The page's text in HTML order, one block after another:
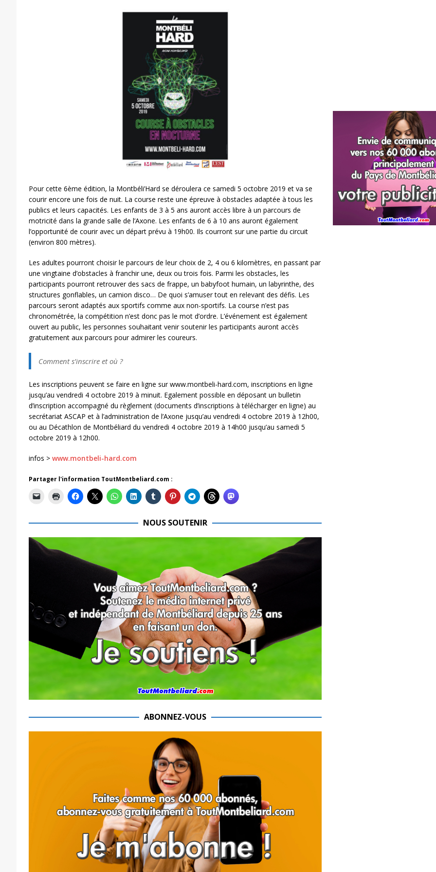
Pour cette 6ème édition, la Montbéli’Hard se déroulera ce samedi 5 octobre 2019 et va se
courir encore une fois de nuit. La course reste une épreuve à obstacles adaptée à tous les
publics et leurs capacités. Les enfants de 3 à 5 ans auront accès libre à un parcours de
motricité dans la grande salle de l’Axone. Les enfants de 6 à 10 ans auront également
l’opportunité de courir avec un départ prévu à 19h00. Ils courront sur une partie du circuit
(environ 800 mètres).
Les adultes pourront choisir le parcours de leur choix de 2, 4 ou 6 kilomètres, en passant par
une vingtaine d’obstacles à franchir une, deux ou trois fois. Parmi les obstacles, les
participants pourront retrouver des sacs de frappe, un babyfoot humain, un labyrinthe, des
structures gonflables, un camion disco… De quoi s’amuser tout en relevant des défis. Les
parcours seront adaptés aux sportifs comme aux non-sportifs. La course n’est pas
chronométrée, la compétition n’est donc pas le mot d’ordre. L’événement est également
ouvert au public, les personnes souhaitant venir soutenir les participants auront accès
gratuitement aux parcours pour admirer les coureurs.
Comment s’inscrire et où ?
Les inscriptions peuvent se faire en ligne sur www.montbeli-hard.com, inscriptions en ligne
jusqu’au vendredi 4 octobre 2019 à minuit. Egalement possible en déposant un bulletin
d’inscription accompagné du règlement (documents d’inscriptions à télécharger en ligne) au
secrétariat ASCAP et à l’administration de l’Axone jusqu’au vendredi 4 octobre 2019 à 12h00,
ou au Décathlon de Montbéliard du vendredi 4 octobre 2019 à 14h00 jusqu’au samedi 5
octobre 2019 à 12h00.
infos > www.montbeli-hard.com
Partager l'information ToutMontbeliard.com :
NOUS SOUTENIR
ABONNEZ-VOUS